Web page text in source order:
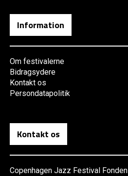
Information
Om festivalerne
Bidragsydere
Kontakt os
Persondatapolitik
Kontakt os
Copenhagen Jazz Festival Fonden